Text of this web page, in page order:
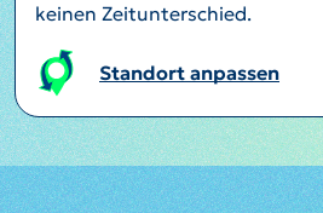
keinen Zeitunterschied.
Standort anpassen